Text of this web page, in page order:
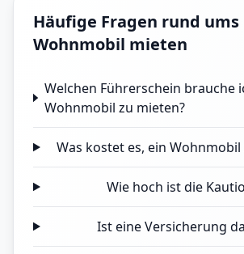
Häufige Fragen rund ums
Wohnmobil mieten
Welchen Führerschein brauche
Wohnmobil zu mieten?
Was kostet es, ein
Wie hoch ist die
Ist eine Versicherung